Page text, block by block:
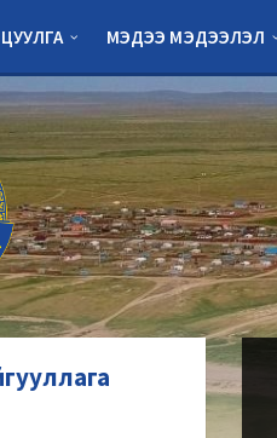
МЭДЭЭ МЭДЭЭЛЭЛ